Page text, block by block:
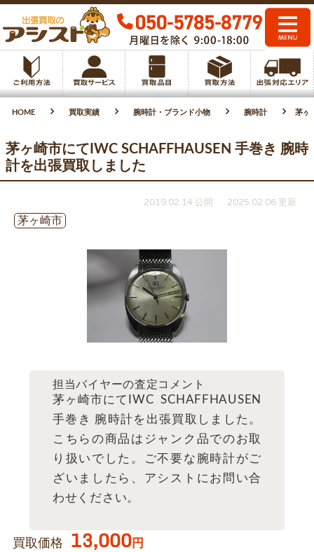
HOME 買取実績 腕時計・ブランド小物 腕時計 茅ヶ
茅ヶ崎市にてIWC SCHAFFHAUSEN 手巻き 腕時
計を出張買取しました
2019.02.14 公開
2025.02.06 更新
茅ヶ崎市
担当バイヤーの査定コメント
茅ヶ崎市にてIWC SCHAFFHAUSEN
手巻き 腕時計を出張買取しました。
こちらの商品はジャンク品でのお取
り扱いでした。ご不要な腕時計がご
ざいましたら、アシストにお問い合
わせください。
買取価格 13,000円